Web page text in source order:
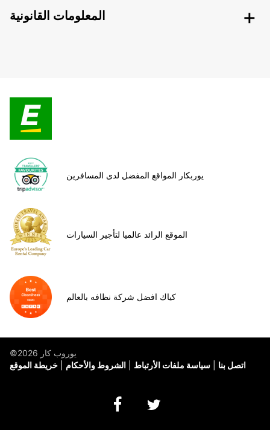
المعلومات القانونية
يوربكار المواقع المفضل لدى المسافرين
الموقع الرائد عالميا لتأجير السيارات
كياك افضل شركة نظافه بالعالم
©يوروب كار 2026
خريطة الموقع
الشروط والأحكام سياسة ملفات الأرتباط اتصل بنا